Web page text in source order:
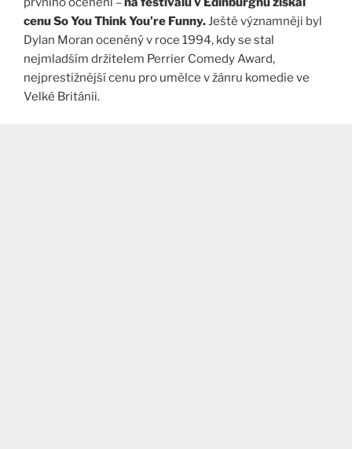
cenu So You Think You’re Funny.Ještě významněji byl
Dylan Moran oceněný v roce 1994, kdy se stal
nejmladším držitelem Perrier Comedy Award,
nejprestižnější cenu pro umělce v žánru komedie ve
Velké Británii.